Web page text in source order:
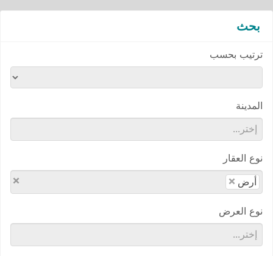
بحث
ترتيب بحسب
المدينة
نوع العقار
× × أرض
نوع العرض